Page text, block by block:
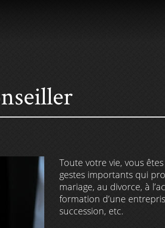
Toute votre vie, vous
gestes importants qui
mariage, au divorce, à
formation d’une
succession, etc.